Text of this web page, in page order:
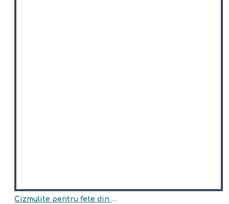
Cizmulite pentru fete din piele naturala,imblanite model SUZY